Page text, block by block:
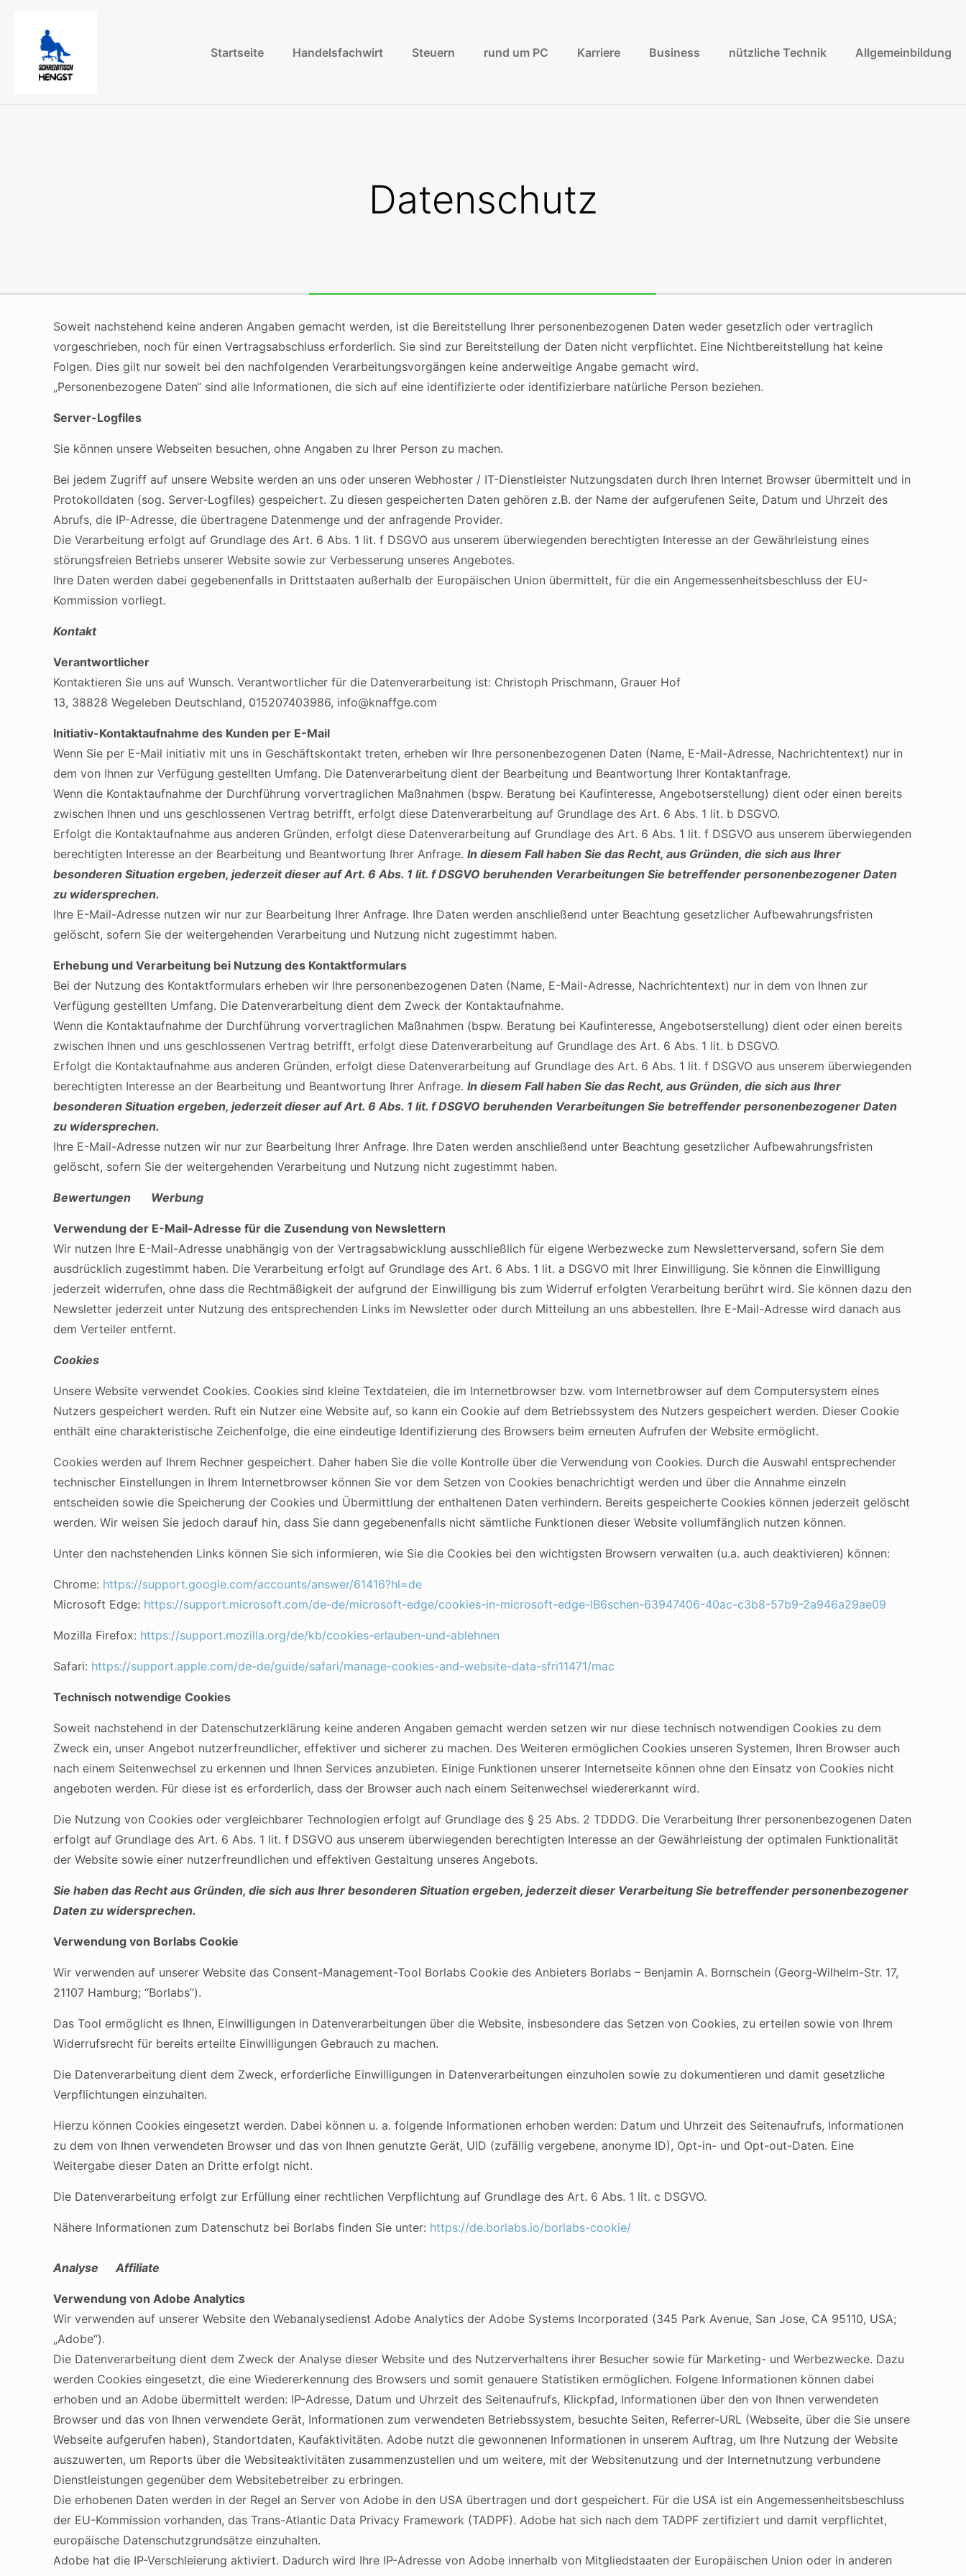
Startseite Handelsfachwirt Steuern rund um PC Karriere Business nützliche Technik Allgemeinbildung
Datenschutz
Soweit nachstehend keine anderen Angaben gemacht werden, ist die Bereitstellung Ihrer personenbezogenen Daten weder gesetzlich oder vertraglich
vorgeschrieben, noch für einen Vertragsabschluss erforderlich. Sie sind zur Bereitstellung der Daten nicht verpflichtet. Eine Nichtbereitstellung hat keine
Folgen. Dies gilt nur soweit bei den nachfolgenden Verarbeitungsvorgängen keine anderweitige Angabe gemacht wird.
„Personenbezogene Daten“ sind alle Informationen, die sich auf eine identifizierte oder identifizierbare natürliche Person beziehen.
Server-Logfiles
Sie können unsere Webseiten besuchen, ohne Angaben zu Ihrer Person zu machen.
Bei jedem Zugriff auf unsere Website werden an uns oder unseren Webhoster / IT-Dienstleister Nutzungsdaten durch Ihren Internet Browser übermittelt und in
Protokolldaten (sog. Server-Logfiles) gespeichert. Zu diesen gespeicherten Daten gehören z.B. der Name der aufgerufenen Seite, Datum und Uhrzeit des
Abrufs, die IP-Adresse, die übertragene Datenmenge und der anfragende Provider.
Die Verarbeitung erfolgt auf Grundlage des Art. 6 Abs. 1 lit. f DSGVO aus unserem überwiegenden berechtigten Interesse an der Gewährleistung eines
störungsfreien Betriebs unserer Website sowie zur Verbesserung unseres Angebotes.
Ihre Daten werden dabei gegebenenfalls in Drittstaaten außerhalb der Europäischen Union übermittelt, für die ein Angemessenheitsbeschluss der EU-
Kommission vorliegt.
Kontakt
Verantwortlicher
Kontaktieren Sie uns auf Wunsch. Verantwortlicher für die Datenverarbeitung ist: Christoph Prischmann, Grauer Hof
13, 38828 Wegeleben Deutschland, 015207403986, info@knaffge.com
Initiativ-Kontaktaufnahme des Kunden per E-Mail
Wenn Sie per E-Mail initiativ mit uns in Geschäftskontakt treten, erheben wir Ihre personenbezogenen Daten (Name, E-Mail-Adresse, Nachrichtentext) nur in
dem von Ihnen zur Verfügung gestellten Umfang. Die Datenverarbeitung dient der Bearbeitung und Beantwortung Ihrer Kontaktanfrage.
Wenn die Kontaktaufnahme der Durchführung vorvertraglichen Maßnahmen (bspw. Beratung bei Kaufinteresse, Angebotserstellung) dient oder einen bereits
zwischen Ihnen und uns geschlossenen Vertrag betrifft, erfolgt diese Datenverarbeitung auf Grundlage des Art. 6 Abs. 1 lit. b DSGVO.
Erfolgt die Kontaktaufnahme aus anderen Gründen, erfolgt diese Datenverarbeitung auf Grundlage des Art. 6 Abs. 1 lit. f DSGVO aus unserem überwiegenden
berechtigten Interesse an der Bearbeitung und Beantwortung Ihrer Anfrage.In diesem Fall haben Sie das Recht, aus Gründen, die sich aus Ihrer
besonderen Situation ergeben, jederzeit dieser auf Art. 6 Abs. 1 lit. f DSGVO beruhenden Verarbeitungen Sie betreffender personenbezogener Daten
zu widersprechen.
Ihre E-Mail-Adresse nutzen wir nur zur Bearbeitung Ihrer Anfrage. Ihre Daten werden anschließend unter Beachtung gesetzlicher Aufbewahrungsfristen
gelöscht, sofern Sie der weitergehenden Verarbeitung und Nutzung nicht zugestimmt haben.
Erhebung und Verarbeitung bei Nutzung des Kontaktformulars
Bei der Nutzung des Kontaktformulars erheben wir Ihre personenbezogenen Daten (Name, E-Mail-Adresse, Nachrichtentext) nur in dem von Ihnen zur
Verfügung gestellten Umfang. Die Datenverarbeitung dient dem Zweck der Kontaktaufnahme.
Wenn die Kontaktaufnahme der Durchführung vorvertraglichen Maßnahmen (bspw. Beratung bei Kaufinteresse, Angebotserstellung) dient oder einen bereits
zwischen Ihnen und uns geschlossenen Vertrag betrifft, erfolgt diese Datenverarbeitung auf Grundlage des Art. 6 Abs. 1 lit. b DSGVO.
Erfolgt die Kontaktaufnahme aus anderen Gründen, erfolgt diese Datenverarbeitung auf Grundlage des Art. 6 Abs. 1 lit. f DSGVO aus unserem überwiegenden
berechtigten Interesse an der Bearbeitung und Beantwortung Ihrer Anfrage.In diesem Fall haben Sie das Recht, aus Gründen, die sich aus Ihrer
besonderen Situation ergeben, jederzeit dieser auf Art. 6 Abs. 1 lit. f DSGVO beruhenden Verarbeitungen Sie betreffender personenbezogener Daten
zu widersprechen.
Ihre E-Mail-Adresse nutzen wir nur zur Bearbeitung Ihrer Anfrage. Ihre Daten werden anschließend unter Beachtung gesetzlicher Aufbewahrungsfristen
gelöscht, sofern Sie der weitergehenden Verarbeitung und Nutzung nicht zugestimmt haben.
Bewertungen Werbung
Verwendung der E-Mail-Adresse für die Zusendung von Newslettern
Wir nutzen Ihre E-Mail-Adresse unabhängig von der Vertragsabwicklung ausschließlich für eigene Werbezwecke zum Newsletterversand, sofern Sie dem
ausdrücklich zugestimmt haben. Die Verarbeitung erfolgt auf Grundlage des Art. 6 Abs. 1 lit. a DSGVO mit Ihrer Einwilligung. Sie können die Einwilligung
jederzeit widerrufen, ohne dass die Rechtmäßigkeit der aufgrund der Einwilligung bis zum Widerruf erfolgten Verarbeitung berührt wird. Sie können dazu den
Newsletter jederzeit unter Nutzung des entsprechenden Links im Newsletter oder durch Mitteilung an uns abbestellen. Ihre E-Mail-Adresse wird danach aus
dem Verteiler entfernt.
Cookies
Unsere Website verwendet Cookies. Cookies sind kleine Textdateien, die im Internetbrowser bzw. vom Internetbrowser auf dem Computersystem eines
Nutzers gespeichert werden. Ruft ein Nutzer eine Website auf, so kann ein Cookie auf dem Betriebssystem des Nutzers gespeichert werden. Dieser Cookie
enthält eine charakteristische Zeichenfolge, die eine eindeutige Identifizierung des Browsers beim erneuten Aufrufen der Website ermöglicht.
Cookies werden auf Ihrem Rechner gespeichert. Daher haben Sie die volle Kontrolle über die Verwendung von Cookies. Durch die Auswahl entsprechender
technischer Einstellungen in Ihrem Internetbrowser können Sie vor dem Setzen von Cookies benachrichtigt werden und über die Annahme einzeln
entscheiden sowie die Speicherung der Cookies und Übermittlung der enthaltenen Daten verhindern. Bereits gespeicherte Cookies können jederzeit gelöscht
werden. Wir weisen Sie jedoch darauf hin, dass Sie dann gegebenenfalls nicht sämtliche Funktionen dieser Website vollumfänglich nutzen können.
Unter den nachstehenden Links können Sie sich informieren, wie Sie die Cookies bei den wichtigsten Browsern verwalten (u.a. auch deaktivieren) können:
Chrome: https://support.google.com/accounts/answer/61416?hl=de
Microsoft Edge: https://support.microsoft.com/de-de/microsoft-edge/cookies-in-microsoft-edge-lB6schen-63947406-40ac-c3b8-57b9-2a946a29ae09
Mozilla Firefox: https://support.mozilla.org/de/kb/cookies-erlauben-und-ablehnen
Safari: https://support.apple.com/de-de/guide/safari/manage-cookies-and-website-data-sfri11471/mac
Technisch notwendige Cookies
Soweit nachstehend in der Datenschutzerklärung keine anderen Angaben gemacht werden setzen wir nur diese technisch notwendigen Cookies zu dem
Zweck ein, unser Angebot nutzerfreundlicher, effektiver und sicherer zu machen. Des Weiteren ermöglichen Cookies unseren Systemen, Ihren Browser auch
nach einem Seitenwechsel zu erkennen und Ihnen Services anzubieten. Einige Funktionen unserer Internetseite können ohne den Einsatz von Cookies nicht
angeboten werden. Für diese ist es erforderlich, dass der Browser auch nach einem Seitenwechsel wiedererkannt wird.
Die Nutzung von Cookies oder vergleichbarer Technologien erfolgt auf Grundlage des § 25 Abs. 2 TDDDG. Die Verarbeitung Ihrer personenbezogenen Daten
erfolgt auf Grundlage des Art. 6 Abs. 1 lit. f DSGVO aus unserem überwiegenden berechtigten Interesse an der Gewährleistung der optimalen Funktionalität
der Website sowie einer nutzerfreundlichen und effektiven Gestaltung unseres Angebots.
Sie haben das Recht aus Gründen, die sich aus Ihrer besonderen Situation ergeben, jederzeit dieser Verarbeitung Sie betreffender personenbezogener
Daten zu widersprechen.
Verwendung von Borlabs Cookie
Wir verwenden auf unserer Website das Consent-Management-Tool Borlabs Cookie des Anbieters Borlabs – Benjamin A. Bornschein (Georg-Wilhelm-Str. 17,
21107 Hamburg; “Borlabs”).
Das Tool ermöglicht es Ihnen, Einwilligungen in Datenverarbeitungen über die Website, insbesondere das Setzen von Cookies, zu erteilen sowie von Ihrem
Widerrufsrecht für bereits erteilte Einwilligungen Gebrauch zu machen.
Die Datenverarbeitung dient dem Zweck, erforderliche Einwilligungen in Datenverarbeitungen einzuholen sowie zu dokumentieren und damit gesetzliche
Verpflichtungen einzuhalten.
Hierzu können Cookies eingesetzt werden. Dabei können u. a. folgende Informationen erhoben werden: Datum und Uhrzeit des Seitenaufrufs, Informationen
zu dem von Ihnen verwendeten Browser und das von Ihnen genutzte Gerät, UID (zufällig vergebene, anonyme ID), Opt-in- und Opt-out-Daten. Eine
Weitergabe dieser Daten an Dritte erfolgt nicht.
Die Datenverarbeitung erfolgt zur Erfüllung einer rechtlichen Verpflichtung auf Grundlage des Art. 6 Abs. 1 lit. c DSGVO.
Nähere Informationen zum Datenschutz bei Borlabs finden Sie unter: https://de.borlabs.io/borlabs-cookie/
Analyse Affiliate
Verwendung von Adobe Analytics
Wir verwenden auf unserer Website den Webanalysedienst Adobe Analytics der Adobe Systems Incorporated (345 Park Avenue, San Jose, CA 95110, USA;
„Adobe“).
Die Datenverarbeitung dient dem Zweck der Analyse dieser Website und des Nutzerverhaltens ihrer Besucher sowie für Marketing- und Werbezwecke. Dazu
werden Cookies eingesetzt, die eine Wiedererkennung des Browsers und somit genauere Statistiken ermöglichen. Folgene Informationen können dabei
erhoben und an Adobe übermittelt werden: IP-Adresse, Datum und Uhrzeit des Seitenaufrufs, Klickpfad, Informationen über den von Ihnen verwendeten
Browser und das von Ihnen verwendete Gerät, Informationen zum verwendeten Betriebssystem, besuchte Seiten, Referrer-URL (Webseite, über die Sie unsere
Webseite aufgerufen haben), Standortdaten, Kaufaktivitäten. Adobe nutzt die gewonnenen Informationen in unserem Auftrag, um Ihre Nutzung der Website
auszuwerten, um Reports über die Websiteaktivitäten zusammenzustellen und um weitere, mit der Websitenutzung und der Internetnutzung verbundene
Dienstleistungen gegenüber dem Websitebetreiber zu erbringen.
Die erhobenen Daten werden in der Regel an Server von Adobe in den USA übertragen und dort gespeichert. Für die USA ist ein Angemessenheitsbeschluss
der EU-Kommission vorhanden, das Trans-Atlantic Data Privacy Framework (TADPF). Adobe hat sich nach dem TADPF zertifiziert und damit verpflichtet,
europäische Datenschutzgrundsätze einzuhalten.
Adobe hat die IP-Verschleierung aktiviert. Dadurch wird Ihre IP-Adresse von Adobe innerhalb von Mitgliedstaaten der Europäischen Union oder in anderen